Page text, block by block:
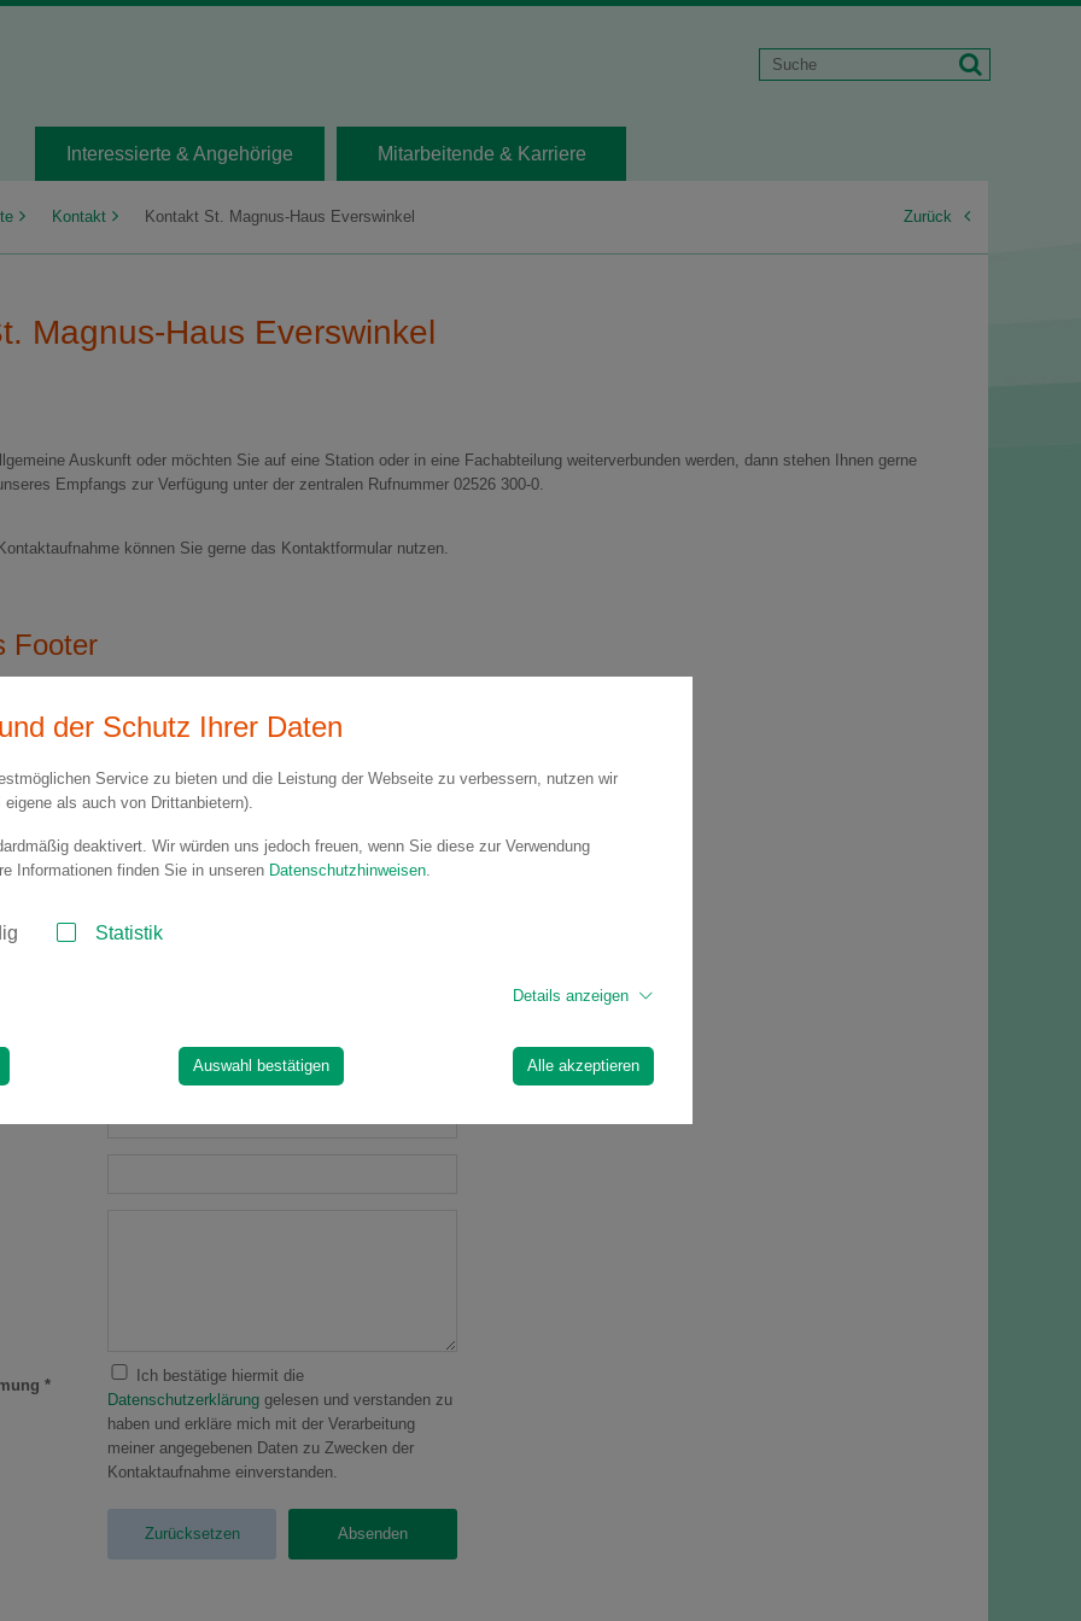
Interessierte & Angehörige Mitarbeitende & Karriere
Kontakt Kontakt St. Magnus-Haus Everswinkel Zurück
Magnus-Haus Everswinkel
Auskunft oder möchten Sie auf eine Station oder in eine Fachabteilung weiterverbunden werden, dann stehen Ihnen gerne
Empfangs zur Verfügung unter der zentralen Rufnummer 02526 300-0.
können Sie gerne das Kontaktformular nutzen.
Footer
*
Ich bestätige hiermit die
Datenschutzerklärung gelesen und verstanden zu
haben und erkläre mich mit der Verarbeitung
meiner angegebenen Daten zu Zwecken der
Kontaktaufnahme einverstanden.
Zurücksetzen Absenden
der Schutz Ihrer Daten
Service zu bieten und die Leistung der Webseite zu verbessern, nutzen wir
eigene als auch von Drittanbietern).
deaktivert. Wir würden uns jedoch freuen, wenn Sie diese zur Verwendung
Informationen finden Sie in unseren Datenschutzhinweisen.
Statistik
Details anzeigen
Auswahl bestätigen Alle akzeptieren